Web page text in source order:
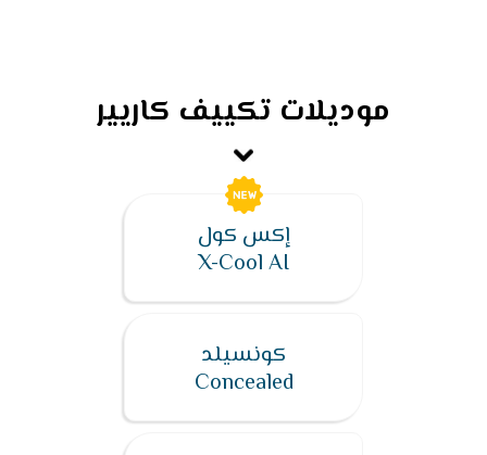
موديلات تكييف كاريير
إكس كول
X-Cool AI
كونسيلد
Concealed